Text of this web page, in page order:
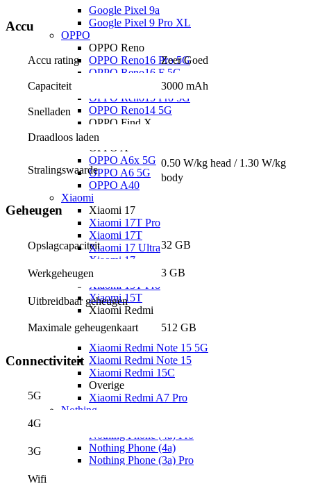
Google Pixel 9a
Google Pixel 9 Pro XL
OPPO
OPPO Reno
OPPO Reno16 Pro 5G
OPPO Reno16 F 5G
OPPO Reno16 5G
OPPO Reno15 Pro 5G
OPPO Reno14 5G
OPPO Find X
OPPO Find X9 Ultra
OPPO A
OPPO A6x 5G
OPPO A6 5G
OPPO A40
Xiaomi
Xiaomi 17
Xiaomi 17T Pro
Xiaomi 17T
Xiaomi 17 Ultra
Xiaomi 17
Xiaomi 15
Xiaomi 15T Pro
Xiaomi 15T
Xiaomi Redmi
Xiaomi Redmi Note 15 Pro+ 5G
Xiaomi Redmi Note 15 Pro 5G
Xiaomi Redmi Note 15 5G
Xiaomi Redmi Note 15
Xiaomi Redmi 15C
Overige
Xiaomi Redmi A7 Pro
Nothing
Nothing Phone (4a) Pro
Nothing Phone (4a)
Nothing Phone (3a) Pro
Accu
Accu rating Zeer Goed
Capaciteit 3000 mAh
Snelladen
Draadloos laden
Stralingswaarde
0.50 W/kg head / 1.30 W/kg
body
Geheugen
Opslagcapaciteit 32 GB
Werkgeheugen 3 GB
Uitbreidbaar geheugen
Maximale geheugenkaart 512 GB
Connectiviteit
5G
4G
3G
Wifi